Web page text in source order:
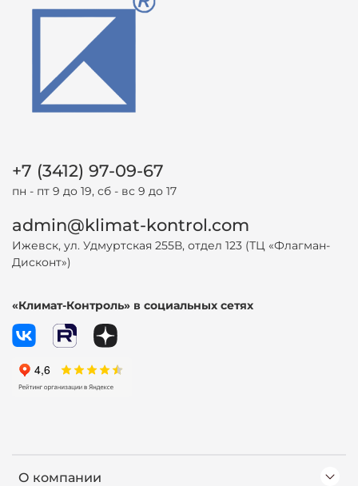
О компании
+7 (3412) 97-09-67
пн - пт 9 до 19, сб - вс 9 до 17
admin@klimat-kontrol.com
Ижевск, ул. Удмуртская 255В, отдел 123 (ТЦ «Флагман-
Дисконт»)
«Климат-Контроль» в социальных сетях